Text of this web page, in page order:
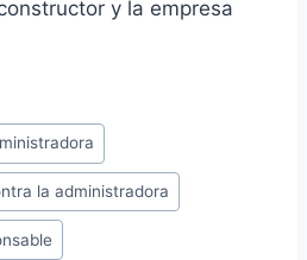
y la empresa
la administradora